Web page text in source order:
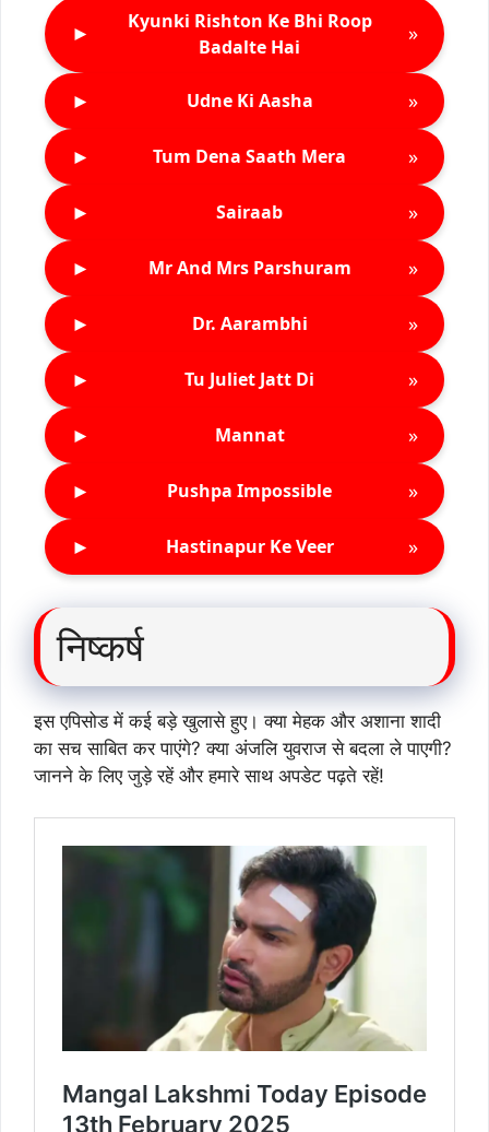
►
Kyunki Rishton Ke Bhi Roop
Badalte Hai
»
► Udne Ki Aasha »
► Tum Dena Saath Mera »
► Sairaab »
► Mr And Mrs Parshuram »
► Dr. Aarambhi »
► Tu Juliet Jatt Di »
► Mannat »
► Pushpa Impossible »
► Hastinapur Ke Veer »
निष्कर्ष
इस एपिसोड में कई बड़े खुलासे हुए। क्या मेहक और अशाना शादी
का सच साबित कर पाएंगे? क्या अंजलि युवराज से बदला ले पाएगी?
जानने के लिए जुड़े रहें और हमारे साथ अपडेट पढ़ते रहें!